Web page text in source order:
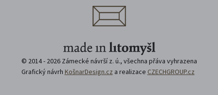
© 2014 - 2026 Zámecké návrší z. ú., všechna přáva vyhrazena
Grafický návrh KošnarDesign.cz a realizace CZECHGROUP.cz